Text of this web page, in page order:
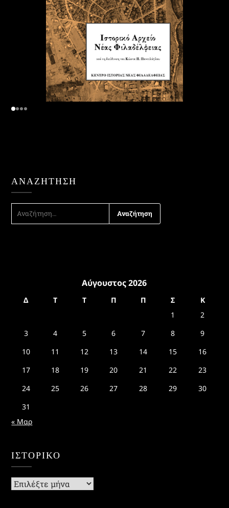
ΑΝΑΖΉΤΗΣΗ
ΑΝΑΖΉΤΗΣΗ
ΓΙΑ:
Αύγουστος 2026
Δ Τ Τ Π Π Σ
Κ
1
2
3
4 5 6 7 8
9
10
11 12 13 14 15
16
17
18 19 20 21 22
23
24
25 26 27 28 29
30
31
« Μαρ
ΙΣΤΟΡΙΚΌ
Ιστορικό